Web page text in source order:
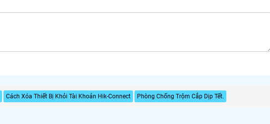
Cách Xóa Thiết Bị Khỏi Tài Khoản Hik-Connect Phòng Chống Trộm Cắp Dịp Tết.